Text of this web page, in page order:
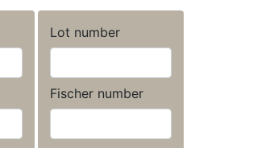
Lot number
Fischer number